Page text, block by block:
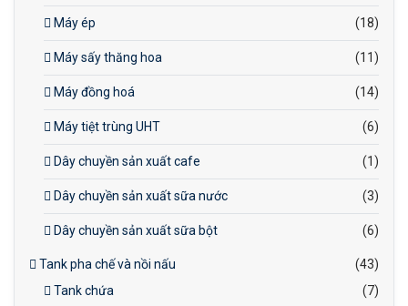
Máy ép (18)
Máy sấy thăng hoa (11)
Máy đồng hoá (14)
Máy tiệt trùng UHT (6)
Dây chuyền sản xuất cafe (1)
Dây chuyền sản xuất sữa nước (3)
Dây chuyền sản xuất sữa bột (6)
Tank pha chế và nồi nấu
(43)
Tank chứa
(7)